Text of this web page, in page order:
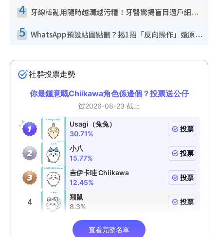
4 牙線棒亂用隨時越清越污糟！牙醫驚揭盲目過戶細菌恐致蛀牙：呢種先係日常真保養
5 WhatsApp預設貼圖點刪？揭1招「反向操作」還原簡潔介面 附3步實測教學